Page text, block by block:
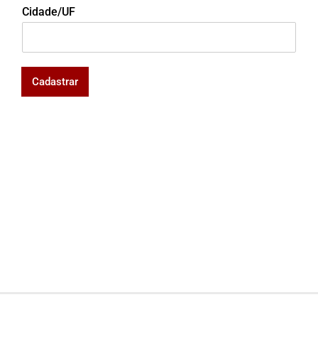
Cidade/UF
Cadastrar